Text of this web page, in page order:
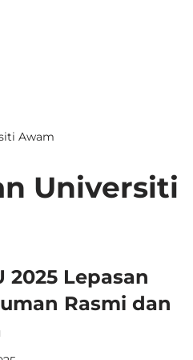
Awam
Universiti
2025 Lepasan
Rasmi dan